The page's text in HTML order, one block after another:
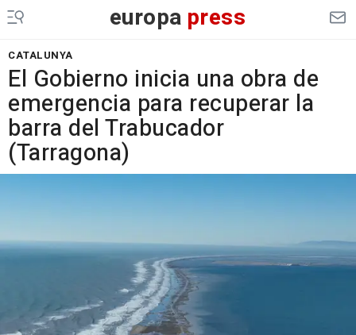
europa press
CATALUNYA
El Gobierno inicia una obra de
emergencia para recuperar la
barra del Trabucador
(Tarragona)